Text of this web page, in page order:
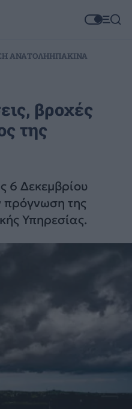
ΑΝΑΤΟΛΗΗΠΑΚΙΝΑ
βροχές
της
6 Δεκεμβρίου
της
Υπηρεσίας.